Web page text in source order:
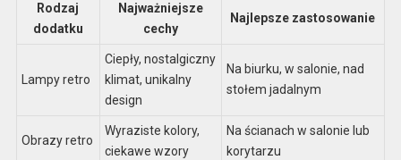
Rodzaj
dodatku
Najważniejsze
cechy
Najlepsze zastosowanie
Lampy retro
Ciepły, nostalgiczny
klimat, unikalny
design
Na biurku, w salonie, nad
stołem jadalnym
Obrazy retro
Wyraziste kolory,
ciekawe wzory
Na ścianach w salonie lub
korytarzu